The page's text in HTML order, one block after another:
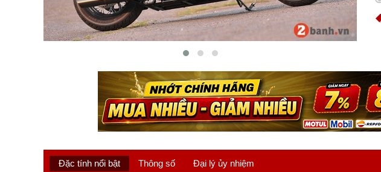
Đặc tính nổi bật Thông số Đại lý ủy nhiệm